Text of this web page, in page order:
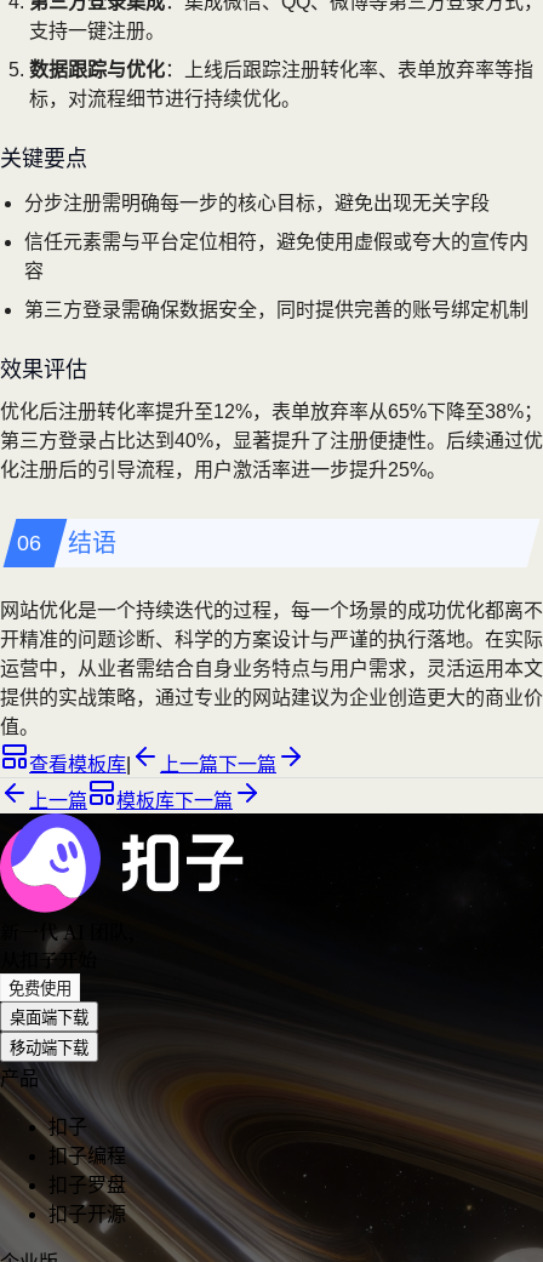
支持一键注册。
数据跟踪与优化：上线后跟踪注册转化率、表单放弃率等指
标，对流程细节进行持续优化。
关键要点
分步注册需明确每一步的核心目标，避免出现无关字段
信任元素需与平台定位相符，避免使用虚假或夸大的宣传内
容
第三方登录需确保数据安全，同时提供完善的账号绑定机制
效果评估
优化后注册转化率提升至12%，表单放弃率从65%下降至38%；
第三方登录占比达到40%，显著提升了注册便捷性。后续通过优
化注册后的引导流程，用户激活率进一步提升25%。
结语
网站优化是一个持续迭代的过程，每一个场景的成功优化都离不
开精准的问题诊断、科学的方案设计与严谨的执行落地。在实际
运营中，从业者需结合自身业务特点与用户需求，灵活运用本文
提供的实战策略，通过专业的网站建议为企业创造更大的商业价
值。
查看模板库
上一篇下一篇
上一篇
模板库下一篇
新一代 AI 团队
从扣子开始
免费使用
桌面端下载
移动端下载
产品
扣子
扣子编程
扣子罗盘
扣子开源